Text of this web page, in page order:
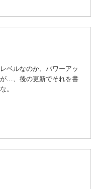
ベルなのか、パワーアッ
…、後の更新でそれを書
。